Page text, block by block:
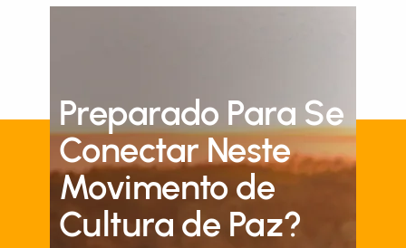
Preparado Para Se
Conectar Neste
Movimento de
Cultura de Paz?